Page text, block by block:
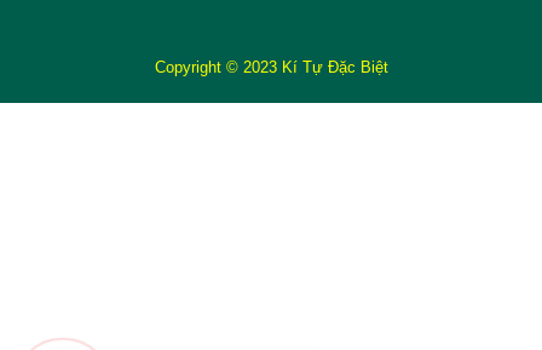
Copyright © 2023 Kí Tự Đặc Biệt